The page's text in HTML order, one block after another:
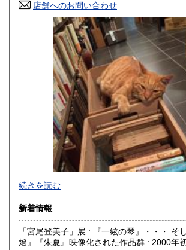
高知県 200円
200円 長崎県
200円 大分県
200円 鹿児島県
200円
店舗へのお問い合わせ
事務所営業です(店舗はございません)。
て管理しており、登録住所にはございません
ガキ、FAXでのご注文、ご質問等はお受け
承ください。
続きを読む
新着情報
「宮尾登美子」展 : 『一絃の琴』・・・ そ
燈』『朱夏』映像化された作品群 : 2000年初夏企